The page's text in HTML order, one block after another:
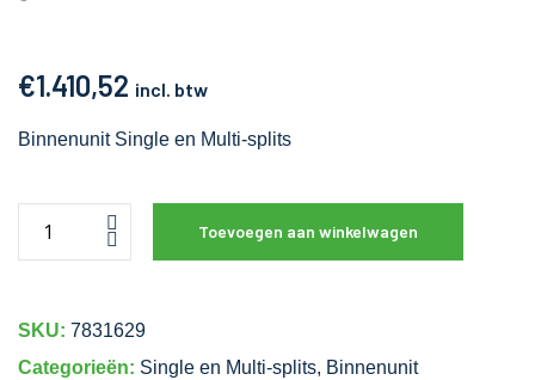
€1.410,52 incl. btw
Binnenunit Single en Multi-splits
Toevoegen aan winkelwagen
SKU: 7831629
Categorieën: Single en Multi-splits, Binnenunit